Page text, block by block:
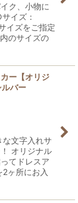
ク、小物に
イズ：
イズをご指定
のサイズの
ー【オリジ
バー
な文字入れサ
オリジナル
てドレスア
ヶ所にお入